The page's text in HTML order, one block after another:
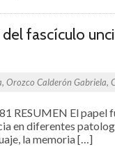
fascículo
Orozco Calderón Gabriela,
RESUMEN El papel
en diferentes
la memoria […]